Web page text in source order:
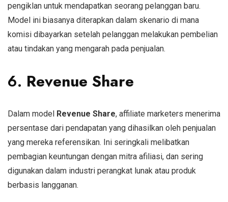
pengiklan untuk mendapatkan seorang pelanggan baru.
Model ini biasanya diterapkan dalam skenario di mana
komisi dibayarkan setelah pelanggan melakukan pembelian
atau tindakan yang mengarah pada penjualan.
6. Revenue Share
Dalam model Revenue Share, affiliate marketers menerima
persentase dari pendapatan yang dihasilkan oleh penjualan
yang mereka referensikan. Ini seringkali melibatkan
pembagian keuntungan dengan mitra afiliasi, dan sering
digunakan dalam industri perangkat lunak atau produk
berbasis langganan.